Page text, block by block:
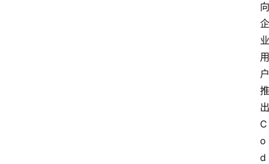
向
企
业
用
户
推
出
C
o
d